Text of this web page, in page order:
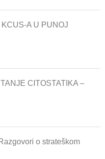
A U PUNOJ
CITOSTATIKA –
o strateškom